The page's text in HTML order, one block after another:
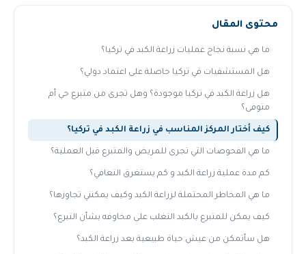
محتوى المقال
ما هي نسبة نجاح عمليات زراعة الكبد في تركيا؟
هل المستشفيات في تركيا حاصلة على اعتماد دولي؟
هل زراعة الكبد في تركيا موجودة؟ وهل تجرى من متبرع حي أم
متوفى؟
كيف أختار المركز المناسب في زراعة الكبد في تركيا؟
ما هي الفحوصات التي تجرى للمريض والمتبرع قبل العملية؟
كم مدة عملية زراعة الكبد و كم يستغرق التعافي؟
ما هي المخاطر المحتملة لزراعة الكبد وكيف يمكنني تجاوزها؟
كيف يمكن للمتبرع بالكبد التغلب على مخاوفه بشأن التبرع؟
هل سأتمكن من عيش حياة طبيعية بعد زراعة الكبد؟